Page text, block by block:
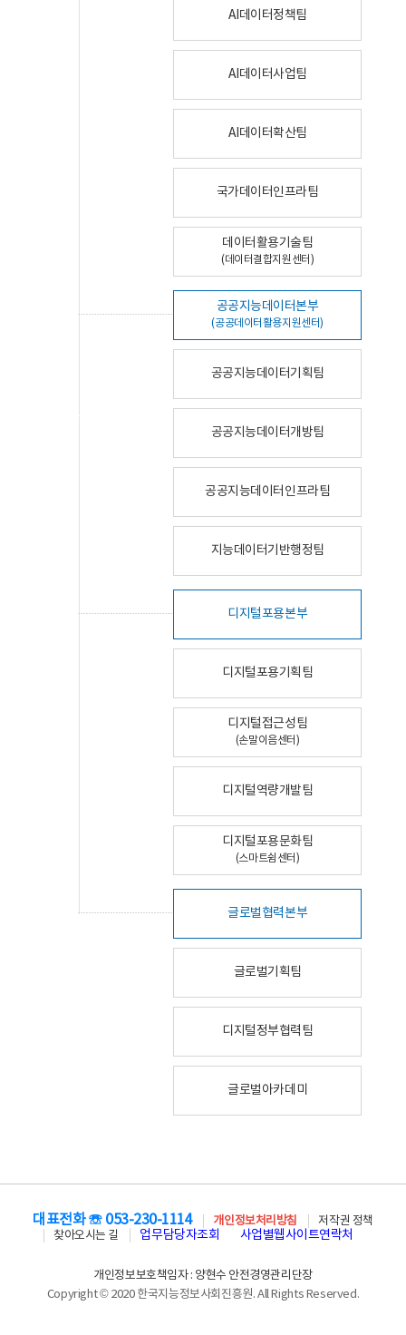
AI데이터정책팀
AI데이터사업팀
AI데이터확산팀
국가데이터인프라팀
데이터활용기술팀
(데이터결합지원센터)
공공지능데이터본부
(공공데이터활용지원센터)
공공지능데이터기획팀
공공지능데이터개방팀
공공지능데이터인프라팀
지능데이터기반행정팀
디지털포용본부
디지털포용기획팀
디지털접근성팀
(손말이음센터)
디지털역량개발팀
디지털포용문화팀
(스마트쉼센터)
글로벌협력본부
글로벌기획팀
디지털정부협력팀
글로벌아카데미
대표전화 ☏ 053-230-1114 개인정보처리방침
저작권 정책
찾아오시는 길
업무담당자조회 사업별웹사이트연락처
개인정보보호책임자 : 양현수 안전경영관리단장
Copyright © 2020 한국지능정보사회진흥원. All Rights Reserved.